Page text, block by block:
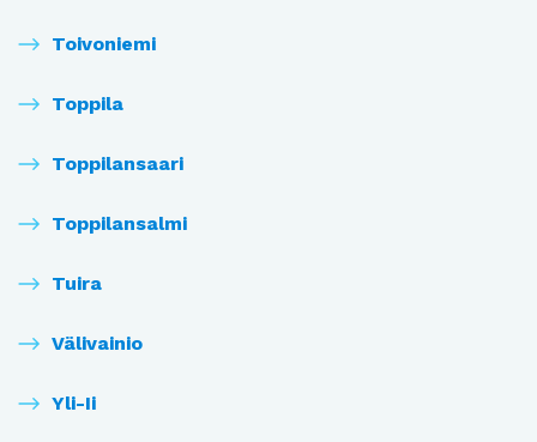
Toivoniemi
Toppila
Toppilansaari
Toppilansalmi
Tuira
Välivainio
Yli-Ii